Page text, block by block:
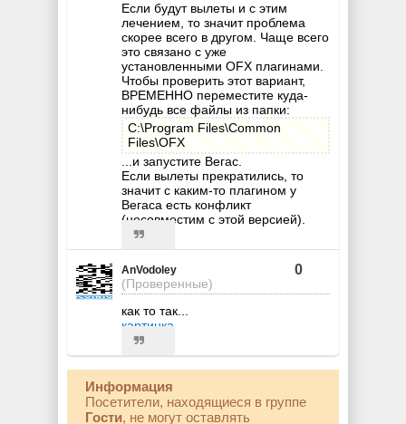
Если будут вылеты и с этим
лечением, то значит проблема
скорее всего в другом. Чаще всего
это связано с уже
установленными OFX плагинами.
Чтобы проверить этот вариант,
ВРЕМЕННО переместите куда-
нибудь все файлы из папки:
C:\Program Files\Common
Files\OFX
...и запустите Вегас.
Если вылеты прекратились, то
значит с каким-то плагином у
Вегаса есть конфликт
(несовместим с этой версией).
AnVodoley
(Проверенные)
0
как то так...
картинка
Информация
Посетители, находящиеся в группе
Гости, не могут оставлять